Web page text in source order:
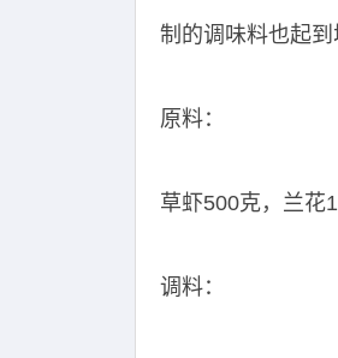
制的调味料也起到
原料：
草虾500克，兰花
调料：